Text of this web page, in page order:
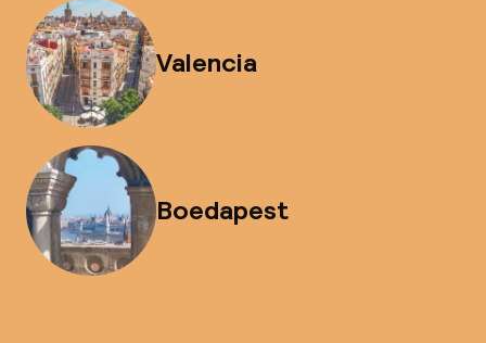
Valencia
Boedapest